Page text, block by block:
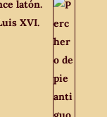
latón.
XVI.